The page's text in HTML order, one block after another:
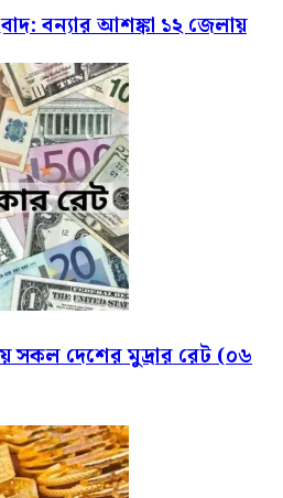
বন্যার আশঙ্কা ১২ জেলায়
সকল দেশের মুদ্রার রেট (০৬